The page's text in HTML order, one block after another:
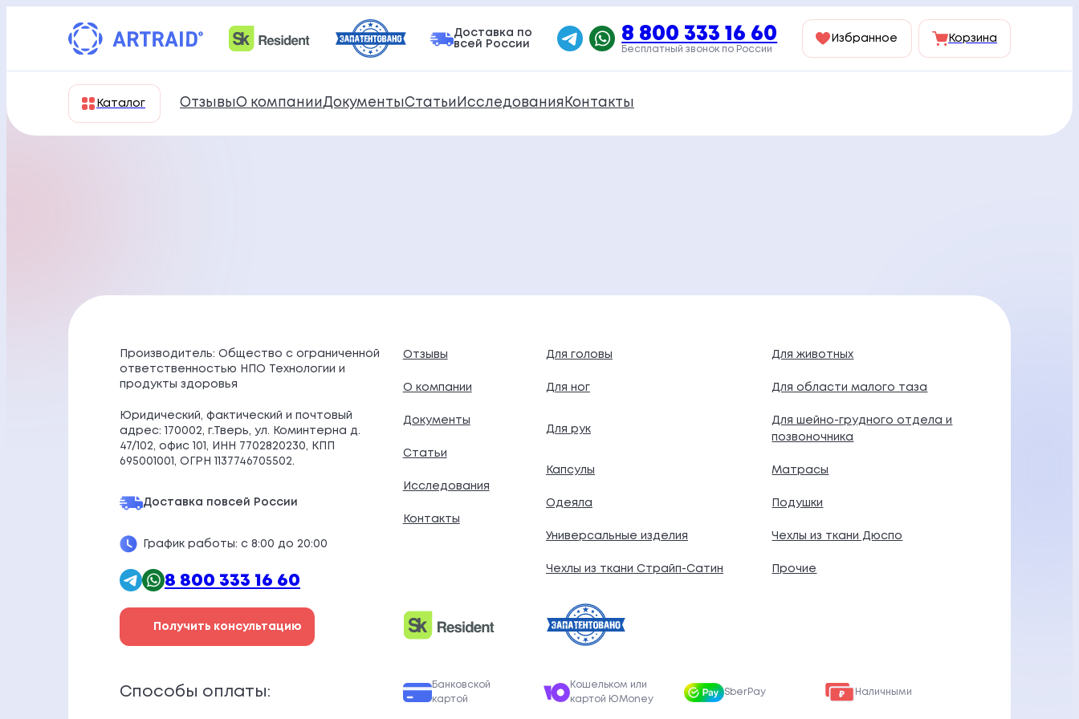
содержимому
Доставка по
всей России
8 800 333 16 60
Бесплатный звонок по России
Избранное Корзина
Каталог Отзывы О компании Документы Статьи Исследования Контакты
Производитель: Общество с ограниченной
ответственностью НПО Технологии и
продукты здоровья
Юридический, фактический и почтовый
адрес: 170002, г.Тверь, ул. Коминтерна д.
47/102, офис 101, ИНН 7702820230, КПП
695001001, ОГРН 1137746705502.
Доставка повсей России
График работы: с 8:00 до 20:00
8 800 333 16 60
Получить консультацию
Отзывы
О компании
Документы
Статьи
Исследования
Контакты
Для головы Для животных
Для ног Для области малого таза
Для рук
Для шейно-грудного отдела и
позвоночника
Капсулы Матрасы
Одеяла Подушки
Универсальные изделия Чехлы из ткани Дюспо
Чехлы из ткани Страйп-Сатин Прочие
Способы оплаты:
Банковской
картой
Кошельком или
картой ЮMoney
SberPay Наличными